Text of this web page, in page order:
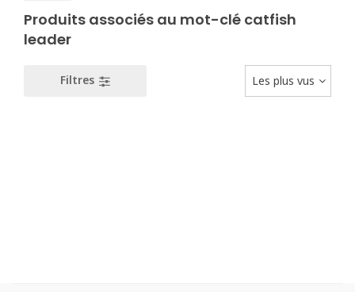
Produits associés au mot-clé catfish
leader
Filtres Les plus vus